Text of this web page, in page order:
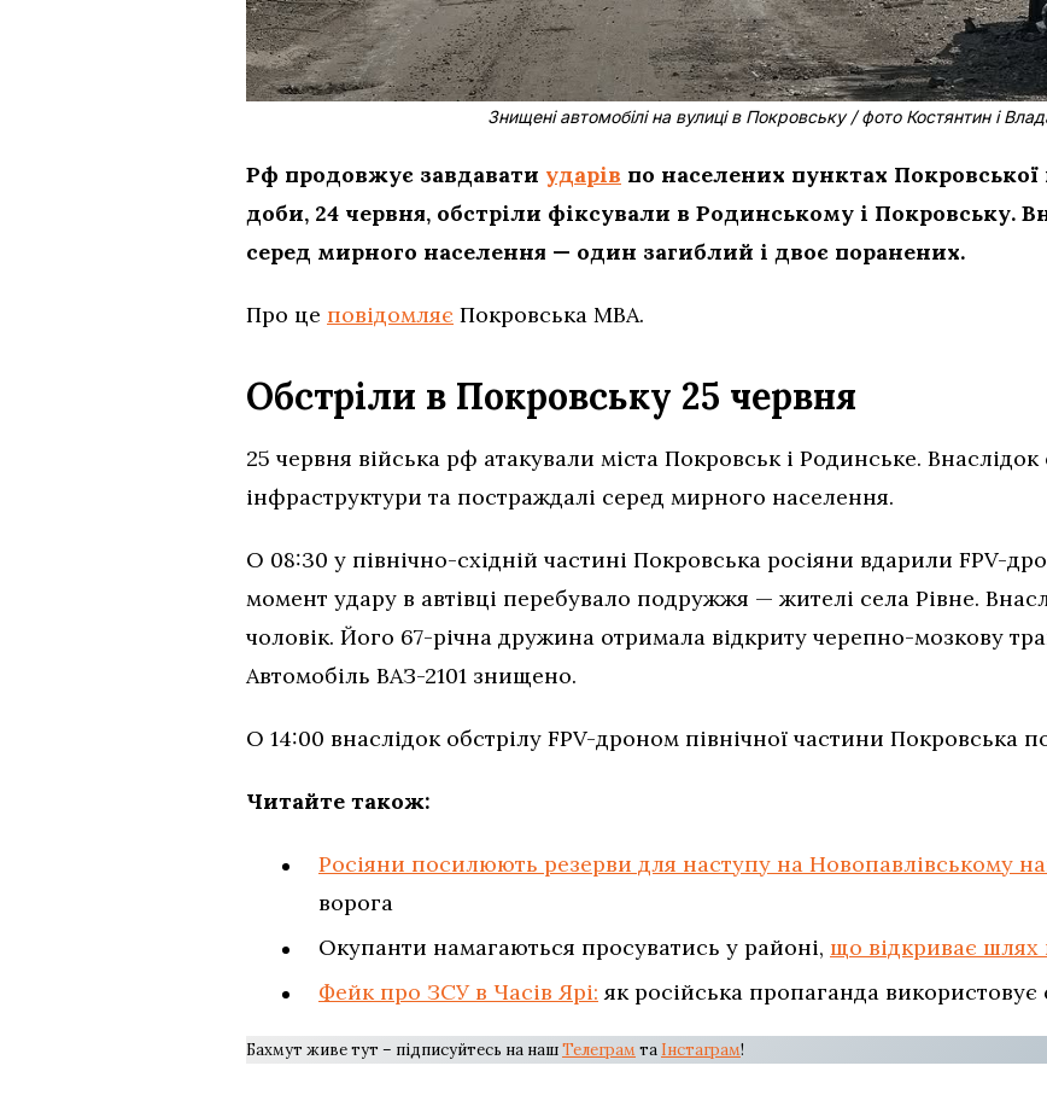
Знищені автомобілі на вулиці в Покровську / фото Костянтин і
Рф продовжує завдавати ударів по населених пунктах
доби, 24 червня, обстріли фіксували в Родинському і Покровську.
серед мирного населення — один загиблий і двоє поранених.
Про це повідомляє Покровська МВА.
Обстріли в Покровську 25 червня
25 червня війська рф атакували міста Покровськ і Родинське.
інфраструктури та постраждалі серед мирного населення.
О 08:30 у північно-східній частині Покровська росіяни вдарили FPV-
момент удару в автівці перебувало подружжя — жителі села Рівне.
чоловік. Його 67-річна дружина отримала відкриту черепно-мозкову
Автомобіль ВАЗ-2101 знищено.
О 14:00 внаслідок обстрілу FPV-дроном північної частини Покровська
Читайте також:
Росіяни посилюють резерви для наступу на Новопавлівському
ворога
Окупанти намагаються просуватись у районі, що відкриває шлях
Фейк про ЗСУ в Часів Ярі: як російська пропаганда використовує
Бахмут живе тут – підписуйтесь на нашТелеграм та Інстаграм!